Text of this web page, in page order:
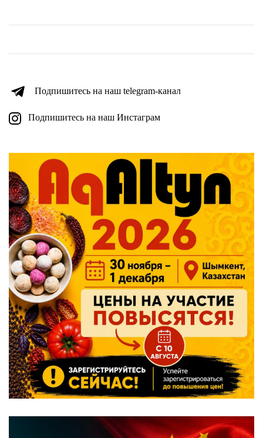
Подпишитесь на наш telegram-канал
Подпишитесь на наш Инстаграм